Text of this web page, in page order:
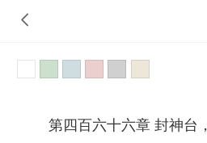
第四百六十六章 封神台